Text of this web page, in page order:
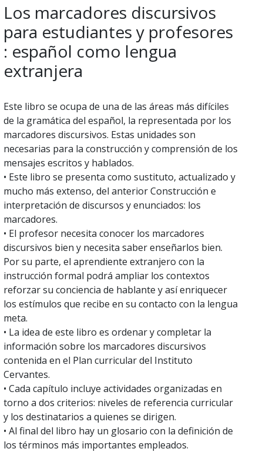
Los marcadores discursivos
para estudiantes y profesores
: español como lengua
extranjera
Este libro se ocupa de una de las áreas más difíciles
de la gramática del español, la representada por los
marcadores discursivos. Estas unidades son
necesarias para la construcción y comprensión de los
mensajes escritos y hablados.
• Este libro se presenta como sustituto, actualizado y
mucho más extenso, del anterior Construcción e
interpretación de discursos y enunciados: los
marcadores.
• El profesor necesita conocer los marcadores
discursivos bien y necesita saber enseñarlos bien.
Por su parte, el aprendiente extranjero con la
instrucción formal podrá ampliar los contextos
reforzar su conciencia de hablante y así enriquecer
los estímulos que recibe en su contacto con la lengua
meta.
• La idea de este libro es ordenar y completar la
información sobre los marcadores discursivos
contenida en el Plan curricular del Instituto
Cervantes.
• Cada capítulo incluye actividades organizadas en
torno a dos criterios: niveles de referencia curricular
y los destinatarios a quienes se dirigen.
• Al final del libro hay un glosario con la definición de
los términos más importantes empleados.